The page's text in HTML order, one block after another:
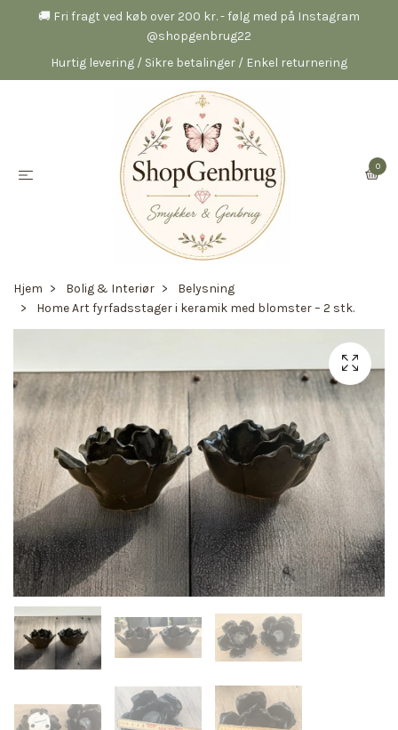
🚚 Fri fragt ved køb over 200 kr. - følg med på Instagram
@shopgenbrug22
Hurtig levering / Sikre betalinger / Enkel returnering
0
Hjem Bolig & Interiør
Belysning
Home Art fyrfadsstager i keramik med blomster – 2 stk.